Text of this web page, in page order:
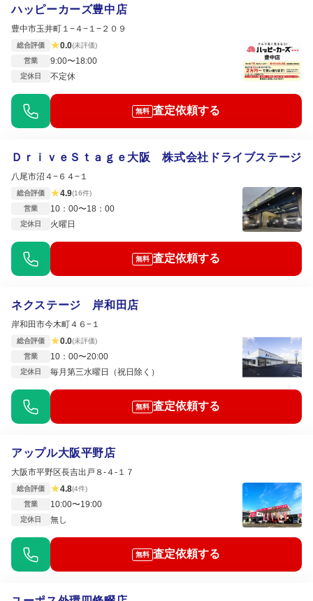
ハッピーカーズ豊中店
豊中市玉井町１−４−１−２０９
総合評価 ★0.0(未評価)
営業
9:00〜18:00
定休日 不定休
無料 査定依頼する
ＤｒｉｖｅＳｔａｇｅ大阪 株式会社ドライブステージ
八尾市沼４−６４−１
総合評価 ★4.9(16件)
営業
10：00〜18：00
定休日 火曜日
無料 査定依頼する
ネクステージ 岸和田店
岸和田市今木町４６−１
総合評価 ★0.0(未評価)
営業
10：00〜20:00
定休日 毎月第三水曜日（祝日除く）
無料 査定依頼する
アップル大阪平野店
大阪市平野区長吉出戸８-４‐１７
総合評価 ★4.8(4件)
営業
10:00〜19:00
定休日 無し
無料 査定依頼する